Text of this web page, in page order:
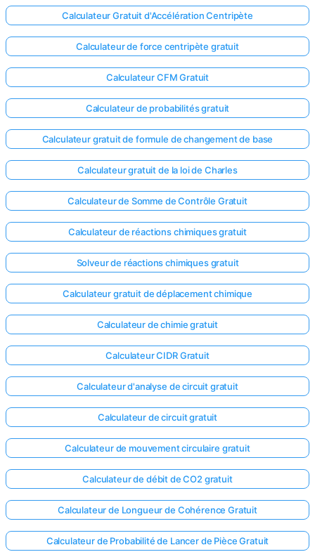
Calculateur Gratuit d'Accélération Centripète
Calculateur de force centripète gratuit
Calculateur CFM Gratuit
Calculateur de probabilités gratuit
Calculateur gratuit de formule de changement de base
Calculateur gratuit de la loi de Charles
Calculateur de Somme de Contrôle Gratuit
Calculateur de réactions chimiques gratuit
Solveur de réactions chimiques gratuit
Calculateur gratuit de déplacement chimique
Calculateur de chimie gratuit
Calculateur CIDR Gratuit
Calculateur d'analyse de circuit gratuit
Calculateur de circuit gratuit
Calculateur de mouvement circulaire gratuit
Calculateur de débit de CO2 gratuit
Calculateur de Longueur de Cohérence Gratuit
Calculateur de Probabilité de Lancer de Pièce Gratuit